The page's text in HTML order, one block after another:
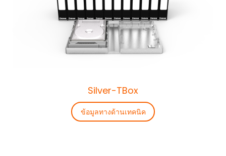
Silver-TBox
ข้อมูลทางด้านเทคนิค